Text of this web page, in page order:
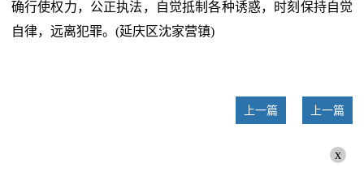
确行使权力，公正执法，自觉抵制各种诱惑，时刻保持自觉
自律，远离犯罪。(延庆区沈家营镇)
上一篇 上一篇
x